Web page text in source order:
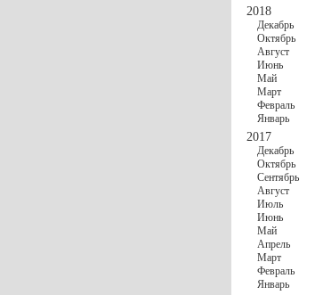
2018
Декабрь
Октябрь
Август
Июнь
Май
Март
Февраль
Январь
2017
Декабрь
Октябрь
Сентябрь
Август
Июль
Июнь
Май
Апрель
Март
Февраль
Январь